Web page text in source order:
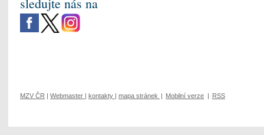
MZV ČR Webmaster kontakty mapa stránek Mobilní verze RSS